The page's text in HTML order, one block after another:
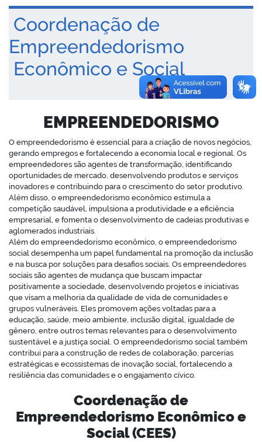
Coordenação de
Empreendedorismo
Econômico e Social
EMPREENDEDORISMO
O empreendedorismo é essencial para a criação de novos negócios,
gerando empregos e fortalecendo a economia local e regional. Os
empreendedores são agentes de transformação, identificando
oportunidades de mercado, desenvolvendo produtos e serviços
inovadores e contribuindo para o crescimento do setor produtivo.
Além disso, o empreendedorismo econômico estimula a
competição saudável, impulsiona a produtividade e a eficiência
empresarial, e fomenta o desenvolvimento de cadeias produtivas e
aglomerados industriais.
Além do empreendedorismo econômico, o empreendedorismo
social desempenha um papel fundamental na promoção da inclusão
e na busca por soluções para desafios sociais. Os empreendedores
sociais são agentes de mudança que buscam impactar
positivamente a sociedade, desenvolvendo projetos e iniciativas
que visam a melhoria da qualidade de vida de comunidades e
grupos vulneráveis. Eles promovem ações voltadas para a
educação, saúde, meio ambiente, inclusão digital, igualdade de
gênero, entre outros temas relevantes para o desenvolvimento
sustentável e a justiça social. O empreendedorismo social também
contribui para a construção de redes de colaboração, parcerias
estratégicas e ecossistemas de inovação social, fortalecendo a
resiliência das comunidades e o engajamento cívico.
Coordenação de
Empreendedorismo Econômico e
Social (CEES)